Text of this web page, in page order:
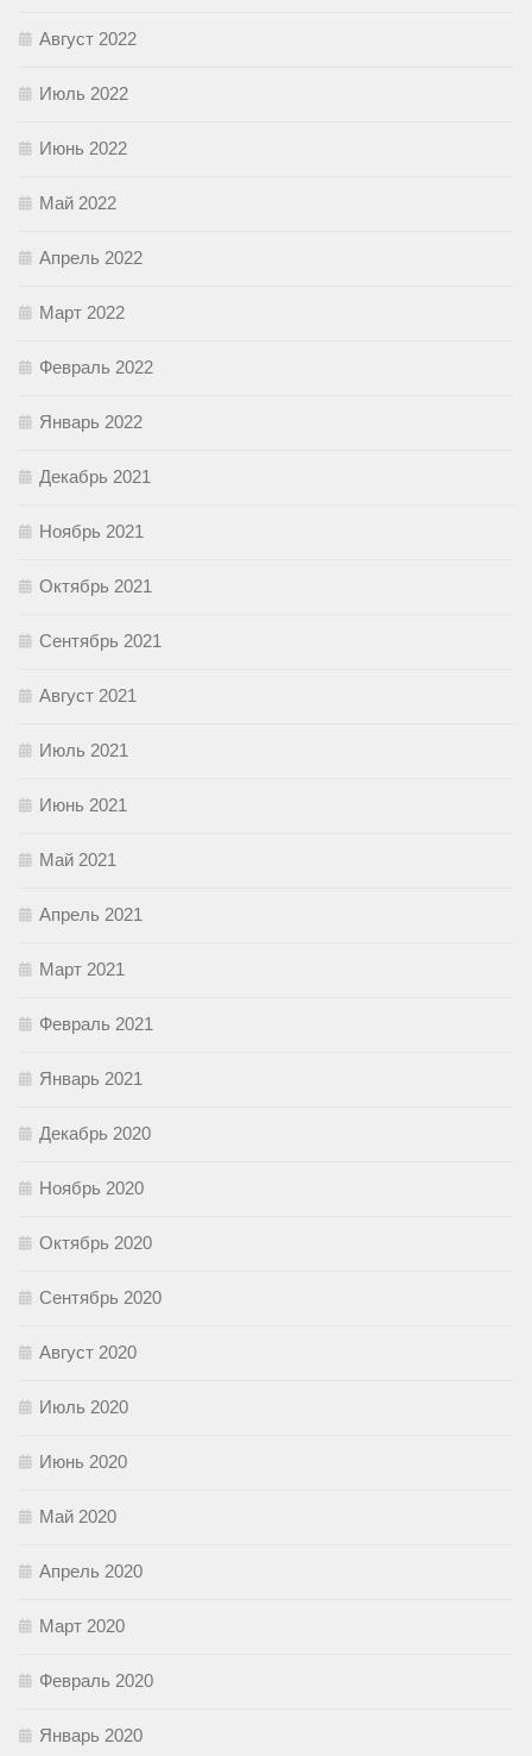
Август 2022
Июль 2022
Июнь 2022
Май 2022
Апрель 2022
Март 2022
Февраль 2022
Январь 2022
Декабрь 2021
Ноябрь 2021
Октябрь 2021
Сентябрь 2021
Август 2021
Июль 2021
Июнь 2021
Май 2021
Апрель 2021
Март 2021
Февраль 2021
Январь 2021
Декабрь 2020
Ноябрь 2020
Октябрь 2020
Сентябрь 2020
Август 2020
Июль 2020
Июнь 2020
Май 2020
Апрель 2020
Март 2020
Февраль 2020
Январь 2020